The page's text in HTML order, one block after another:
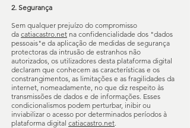
2. Segurança
Sem qualquer prejuízo do compromisso
da catiacastro.net na confidencialidade dos "dados
pessoais"e da aplicação de medidas de segurança
protectoras da intrusão de estranhos não
autorizados, os utilizadores desta plataforma digital
declaram que conhecem as características e os
constrangimentos, as limitações e as fragilidades da
internet, nomeadamente, no que diz respeito às
transmissões de dados e de informações. Esses
condicionalismos podem perturbar, inibir ou
inviabilizar o acesso por determinados períodos à
plataforma digital catiacastro.net.